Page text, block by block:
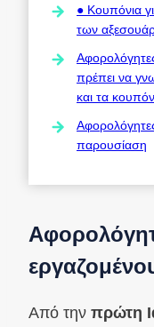
● Κουπόνια
των
πρέπει να
και τα
παρουσίαση
Από την πρώτη